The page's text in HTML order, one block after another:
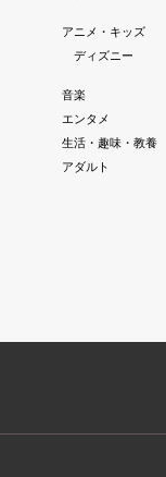
アニメ・キッズ
ディズニー
音楽
エンタメ
生活・趣味・教養
アダルト